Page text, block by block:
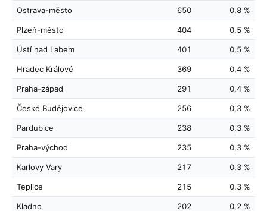
Ostrava-město 650 0,8 %
Plzeň-město 404 0,5 %
Ústí nad Labem 401 0,5 %
Hradec Králové 369 0,4 %
Praha-západ 291 0,4 %
České Budějovice 256 0,3 %
Pardubice 238 0,3 %
Praha-východ 235 0,3 %
Karlovy Vary 217 0,3 %
Teplice 215 0,3 %
Kladno 202 0,2 %